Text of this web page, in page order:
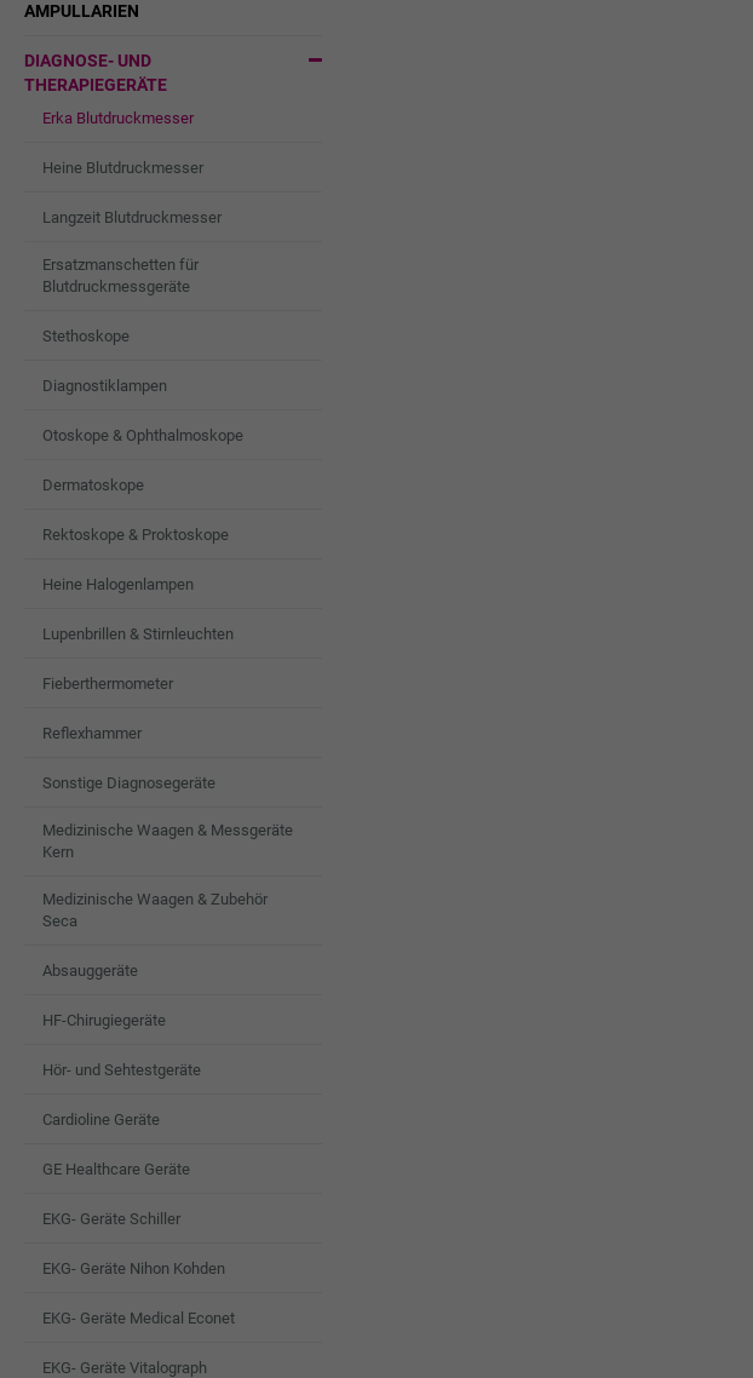
AMPULLARIEN
DIAGNOSE- UND
THERAPIEGERÄTE
Erka Blutdruckmesser
Heine Blutdruckmesser
Langzeit Blutdruckmesser
Ersatzmanschetten für
Blutdruckmessgeräte
Stethoskope
Diagnostiklampen
Otoskope & Ophthalmoskope
Dermatoskope
Rektoskope & Proktoskope
Heine Halogenlampen
Lupenbrillen & Stirnleuchten
Fieberthermometer
Reflexhammer
Sonstige Diagnosegeräte
Medizinische Waagen & Messgeräte
Kern
Medizinische Waagen & Zubehör
Seca
Absauggeräte
HF-Chirugiegeräte
Hör- und Sehtestgeräte
Cardioline Geräte
GE Healthcare Geräte
EKG- Geräte Schiller
EKG- Geräte Nihon Kohden
EKG- Geräte Medical Econet
EKG- Geräte Vitalograph